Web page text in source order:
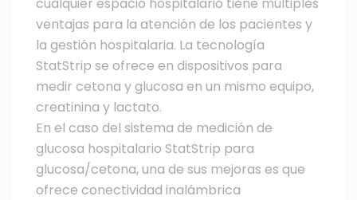
ventajas para la atención de los pacientes y
la gestión hospitalaria. La tecnología
StatStrip se ofrece en dispositivos para
medir cetona y glucosa en un mismo equipo,
creatinina y lactato.
En el caso del sistema de medición de
glucosa hospitalario StatStrip para
glucosa/cetona, una de sus mejoras es que
ofrece conectividad inalámbrica